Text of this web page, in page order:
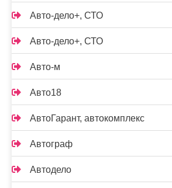
Авто-дело+, СТО
Авто-дело+, СТО
Авто-м
Авто18
АвтоГарант, автокомплекс
Автограф
Автодело